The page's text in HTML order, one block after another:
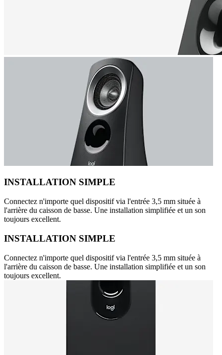
INSTALLATION SIMPLE
Connectez n'importe quel dispositif via l'entrée 3,5 mm située à
l'arrière du caisson de basse. Une installation simplifiée et un son
toujours excellent.
INSTALLATION SIMPLE
Connectez n'importe quel dispositif via l'entrée 3,5 mm située à
l'arrière du caisson de basse. Une installation simplifiée et un son
toujours excellent.